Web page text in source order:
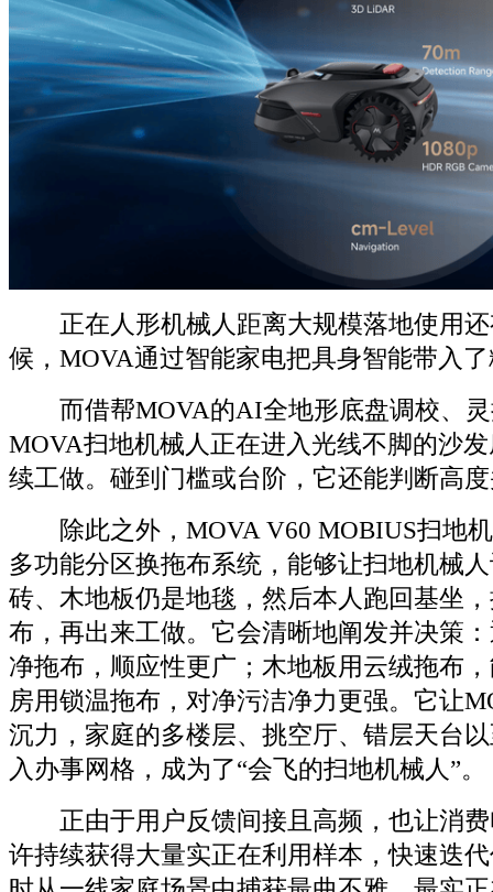
正在人形机械人距离大规模落地使用还
候，MOVA通过智能家电把具身智能带入
而借帮MOVA的AI全地形底盘调校、
MOVA扫地机械人正在进入光线不脚的沙
续工做。碰到门槛或台阶，它还能判断高
除此之外，MOVA V60 MOBIUS扫地机
多功能分区换拖布系统，能够让扫地机械
砖、木地板仍是地毯，然后本人跑回基坐
布，再出来工做。它会清晰地阐发并决策
净拖布，顺应性更广；木地板用云绒拖布
房用锁温拖布，对净污洁净力更强。它让
沉力，家庭的多楼层、挑空厅、错层天台
入办事网格，成为了“会飞的扫地机械人”。
正由于用户反馈间接且高频，也让消费
许持续获得大量实正在利用样本，快速迭